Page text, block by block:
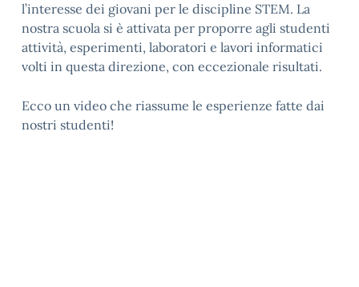
l’interesse dei giovani per le discipline STEM. La
nostra scuola si è attivata per proporre agli studenti
attività, esperimenti, laboratori e lavori informatici
volti in questa direzione, con eccezionale risultati.
Ecco un video che riassume le esperienze fatte dai
nostri studenti!